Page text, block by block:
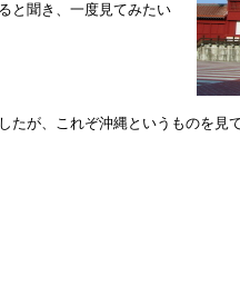
と聞き、一度見てみたい
たが、これぞ沖縄というものを見